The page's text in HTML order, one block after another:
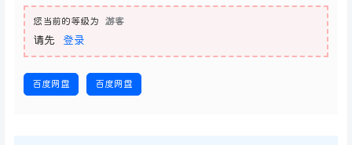
您当前的等级为 游客
请先 登录
百度网盘 百度网盘